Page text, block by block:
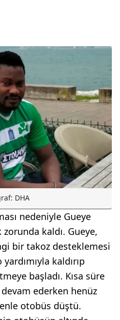
DHA
nedeniyle Gueye
kaldı. Gueye,
bir takoz desteklemesi
kaldırıp
başladı. Kısa süre
ederken henüz
otobüs düştü.